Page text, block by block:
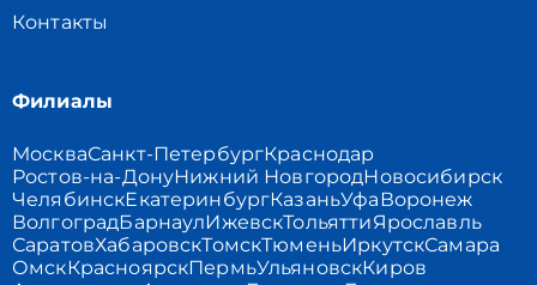
Контакты
Филиалы
МоскваСанкт-ПетербургКраснодар
Ростов-на-ДонуНижний НовгородНовосибирск
ЧелябинскЕкатеринбургКазаньУфаВоронеж
ВолгоградБарнаулИжевскТольяттиЯрославль
СаратовХабаровскТомскТюменьИркутскСамара
ОмскКрасноярскПермьУльяновскКиров